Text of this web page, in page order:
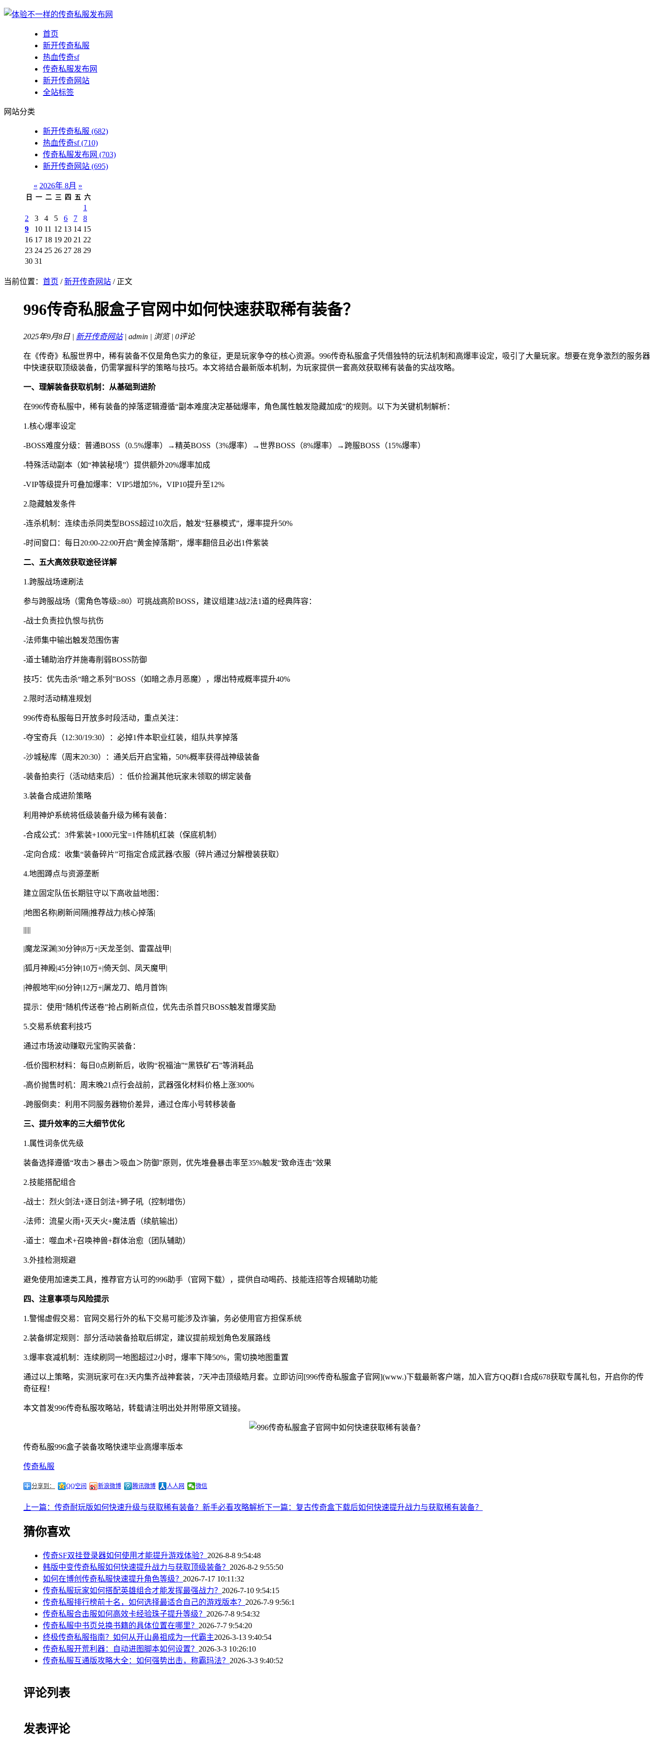
首页
新开传奇私服
热血传奇sf
传奇私服发布网
新开传奇网站
全站标签
网站分类
新开传奇私服 (682)
热血传奇sf(710)
传奇私服发布网 (703)
新开传奇网站 (695)
« 2026年 8月 »
日 一 二 三 四 五 六
1
2
3 4 5 6 7
8
9
10 11 12 13 14 15
16 17 18 19 20 21 22
23 24 25 26 27 28 29
30 31
当前位置： 首页 /新开传奇网站 / 正文
996传奇私服盒子官网中如何快速获取稀有装备？
2025年9月8日 | 新开传奇网站| admin | 浏览 | 0评论
在《传奇》私服世界中，稀有装备不仅是角色实力的象征，更是玩家争夺的核心资源。996传奇私服盒子凭借独特的玩法机制和高爆率设定，吸引了大量玩家。想要在竞争激烈的服务器
中快速获取顶级装备，仍需掌握科学的策略与技巧。本文将结合最新版本机制，为玩家提供一套高效获取稀有装备的实战攻略。
一、理解装备获取机制：从基础到进阶
在996传奇私服中，稀有装备的掉落逻辑遵循“副本难度决定基础爆率，角色属性触发隐藏加成”的规则。以下为关键机制解析：
1.核心爆率设定
-BOSS难度分级：普通BOSS（0.5%爆率）→精英BOSS（3%爆率）→世界BOSS（8%爆率）→跨服BOSS（15%爆率）
-特殊活动副本（如“神装秘境”）提供额外20%爆率加成
-VIP等级提升可叠加爆率：VIP5增加5%，VIP10提升至12%
2.隐藏触发条件
-连杀机制：连续击杀同类型BOSS超过10次后，触发“狂暴模式”，爆率提升50%
-时间窗口：每日20:00-22:00开启“黄金掉落期”，爆率翻倍且必出1件紫装
二、五大高效获取途径详解
1.跨服战场速刷法
参与跨服战场（需角色等级≥80）可挑战高阶BOSS，建议组建3战2法1道的经典阵容：
-战士负责拉仇恨与抗伤
-法师集中输出触发范围伤害
-道士辅助治疗并施毒削弱BOSS防御
技巧：优先击杀“暗之系列”BOSS（如暗之赤月恶魔），爆出特戒概率提升40%
2.限时活动精准规划
996传奇私服每日开放多时段活动，重点关注：
-夺宝奇兵（12:30/19:30）：必掉1件本职业红装，组队共享掉落
-沙城秘库（周末20:30）：通关后开启宝箱，50%概率获得战神级装备
-装备拍卖行（活动结束后）：低价捡漏其他玩家未领取的绑定装备
3.装备合成进阶策略
利用神炉系统将低级装备升级为稀有装备：
-合成公式：3件紫装+1000元宝=1件随机红装（保底机制）
-定向合成：收集“装备碎片”可指定合成武器/衣服（碎片通过分解橙装获取）
4.地图蹲点与资源垄断
建立固定队伍长期驻守以下高收益地图：
|地图名称|刷新间隔|推荐战力|核心掉落|
|||||
|魔龙深渊|30分钟|8万+|天龙圣剑、雷霆战甲|
|狐月神殿|45分钟|10万+|倚天剑、凤天魔甲|
|神舰地牢|60分钟|12万+|屠龙刀、皓月首饰|
提示：使用“随机传送卷”抢占刷新点位，优先击杀首只BOSS触发首爆奖励
5.交易系统套利技巧
通过市场波动赚取元宝购买装备：
-低价囤积材料：每日0点刷新后，收购“祝福油”“黑铁矿石”等消耗品
-高价抛售时机：周末晚21点行会战前，武器强化材料价格上涨300%
-跨服倒卖：利用不同服务器物价差异，通过仓库小号转移装备
三、提升效率的三大细节优化
1.属性词条优先级
装备选择遵循“攻击＞暴击＞吸血＞防御”原则，优先堆叠暴击率至35%触发“致命连击”效果
2.技能搭配组合
-战士：烈火剑法+逐日剑法+狮子吼（控制增伤）
-法师：流星火雨+灭天火+魔法盾（续航输出）
-道士：噬血术+召唤神兽+群体治愈（团队辅助）
3.外挂检测规避
避免使用加速类工具，推荐官方认可的996助手（官网下载），提供自动喝药、技能连招等合规辅助功能
四、注意事项与风险提示
1.警惕虚假交易：官网交易行外的私下交易可能涉及诈骗，务必使用官方担保系统
2.装备绑定规则：部分活动装备拾取后绑定，建议提前规划角色发展路线
3.爆率衰减机制：连续刷同一地图超过2小时，爆率下降50%，需切换地图重置
通过以上策略，实测玩家可在3天内集齐战神套装，7天冲击顶级皓月套。立即访问[996传奇私服盒子官网](www.)下载最新客户端，加入官方QQ群1合成678获取专属礼包，开启你的传
奇征程！
本文首发996传奇私服攻略站，转载请注明出处并附带原文链接。
传奇私服996盒子装备攻略快速毕业高爆率版本
传奇私服
分享到： QQ空间 新浪微博 腾讯微博 人人网 微信
上一篇：传奇耐玩版如何快速升级与获取稀有装备？新手必看攻略解析下一篇：复古传奇盒下载后如何快速提升战力与获取稀有装备？
猜你喜欢
传奇SF双挂登录器如何使用才能提升游戏体验？ 2026-8-8 9:54:48
韩版中变传奇私服如何快速提升战力与获取顶级装备？ 2026-8-2 9:55:50
如何在博创传奇私服快速提升角色等级？ 2026-7-17 10:11:32
传奇私服玩家如何搭配英雄组合才能发挥最强战力？ 2026-7-10 9:54:15
传奇私服排行榜前十名，如何选择最适合自己的游戏版本？ 2026-7-9 9:56:1
传奇私服合击服如何高效卡经验珠子提升等级？ 2026-7-8 9:54:32
传奇私服中书页兑换书籍的具体位置在哪里？ 2026-7-7 9:54:20
终极传奇私服指南？如何从开山鼻祖成为一代霸主2026-3-13 9:40:54
传奇私服开荒利器：自动进图脚本如何设置？ 2026-3-3 10:26:10
传奇私服互通版攻略大全：如何强势出击，称霸玛法？ 2026-3-3 9:40:52
评论列表
发表评论